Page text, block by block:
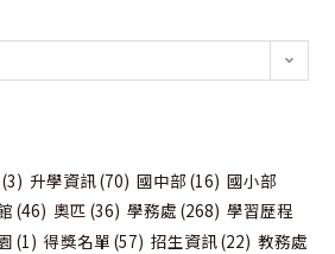
(3) 升學資訊(70) 國中部 (16) 國小部
(46) 奧匹 (36) 學務處 (268) 學習歷程
(1) 得獎名單 (57) 招生資訊(22) 教務處